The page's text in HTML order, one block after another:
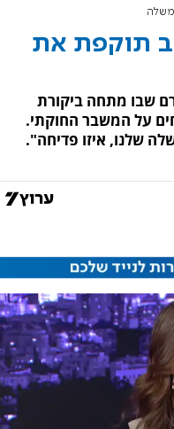
תוקפת את
שבו מתחה ביקורת
על המשבר החוקתי.
שלנו, איזו פדיחה".